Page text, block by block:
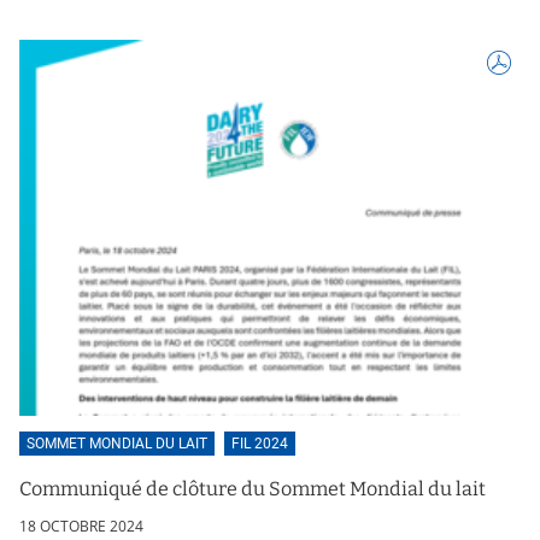
SOMMET MONDIAL DU LAIT FIL 2024
Communiqué de clôture du Sommet Mondial du lait
18 OCTOBRE 2024